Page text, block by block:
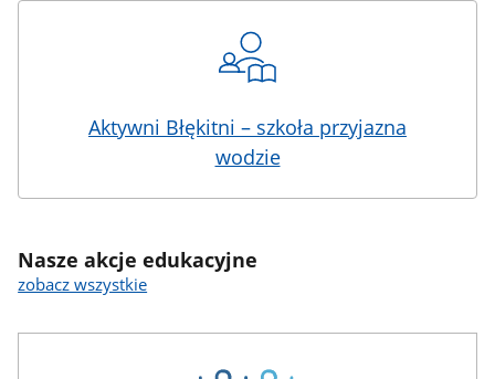
Aktywni Błękitni – szkoła przyjazna
wodzie
Nasze akcje edukacyjne
zobacz wszystkie